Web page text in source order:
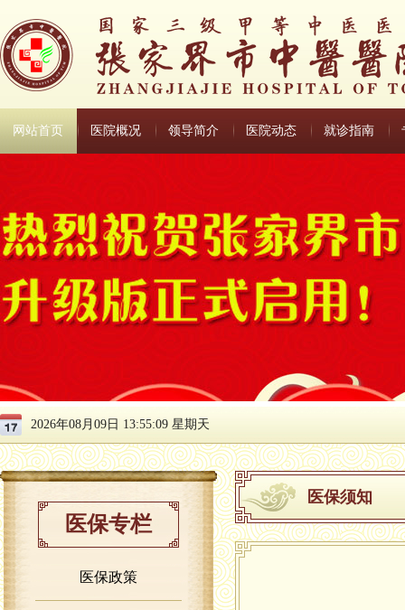
网站首页 医院概况 领导简介 医院动态 就诊指南
2026年08月09日 13:55:10 星期天
医保专栏
医保政策
医保须知